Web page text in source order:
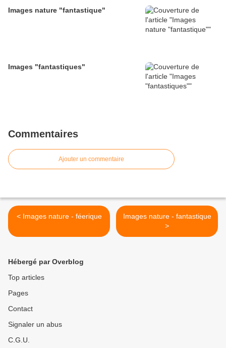
Images nature "fantastique"
Images "fantastiques"
Commentaires
Ajouter un commentaire
< Images nature - féerique
Images nature - fantastique
>
Hébergé par Overblog
Top articles
Pages
Contact
Signaler un abus
C.G.U.